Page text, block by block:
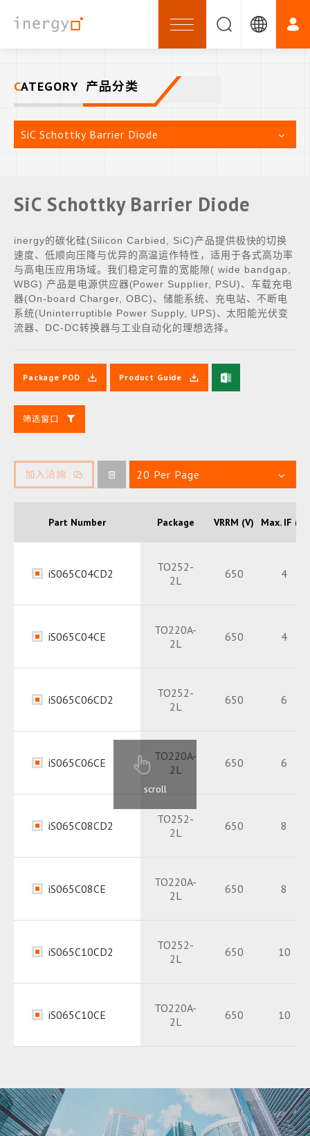
CATEGORY 产品分类
SiC Schottky Barrier Diode
SiC Schottky Barrier Diode
inergy的碳化硅(Silicon Carbied, SiC)产品提供极快的切换
速度、低顺向压降与优异的高温运作特性，适用于各式高功率
与高电压应用场域。我们稳定可靠的宽能隙( wide bandgap,
WBG) 产品是电源供应器(Power Supplier, PSU)、车载充电
器(On-board Charger, OBC)、储能系统、充电站、不断电
系统(Uninterruptible Power Supply, UPS)、太阳能光伏变
流器、 DC-DC转换器与工业自动化的理想选择。
Package POD Product Guide
筛选窗口
加入洽詢 20 Per Page
scroll
Part Number Package VRRM (V) Max. IF (A)
iS065C04CD2
Package
TO252-
2L
650 4
iS065C04CE
Package
TO220A-
2L
650 4
iS065C06CD2
Package
PDF
TO252-
2L
650 6
iS065C06CE
Package PDF
TO220A-
2L
650 6
iS065C08CD2
Package
TO252-
2L
650 8
iS065C08CE
Package
TO220A-
2L
650 8
iS065C10CD2
Package
TO252-
2L
650 10
iS065C10CE
Package
TO220A-
2L
650 10